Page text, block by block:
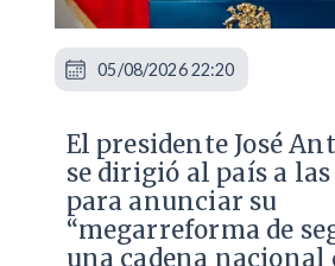
El presidente José
se dirigió al país a las
para anunciar su
“megarreforma de
una cadena nacional
05/08/2026 22:20